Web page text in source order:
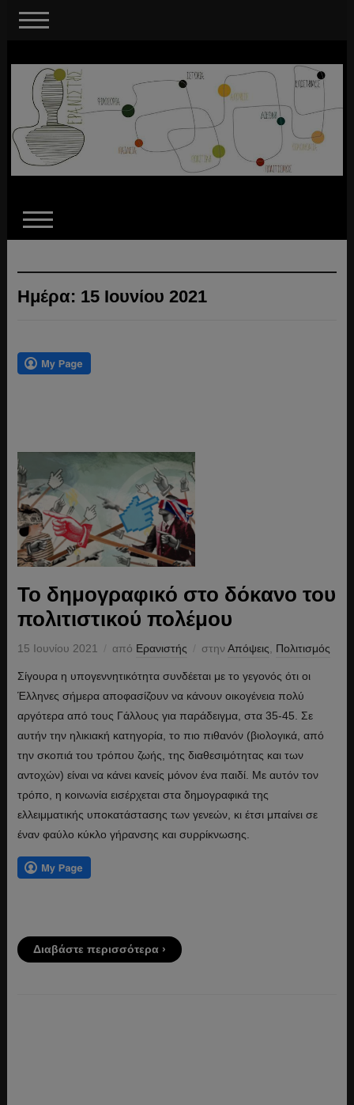
Ημέρα: 15 Ιουνίου 2021
Το δημογραφικό στο δόκανο του
πολιτιστικού πολέμου
15 Ιουνίου 2021 από Ερανιστής στηνΑπόψεις Πολιτισμός
Σίγουρα η υπογεννητικότητα συνδέεται με το γεγονός ότι οι
Έλληνες σήμερα αποφασίζουν να κάνουν οικογένεια πολύ
αργότερα από τους Γάλλους για παράδειγμα, στα 35-45. Σε
αυτήν την ηλικιακή κατηγορία, το πιο πιθανόν (βιολογικά, από
την σκοπιά του τρόπου ζωής, της διαθεσιμότητας και των
αντοχών) είναι να κάνει κανείς μόνον ένα παιδί. Με αυτόν τον
τρόπο, η κοινωνία εισέρχεται στα δημογραφικά της
ελλειμματικής υποκατάστασης των γενεών, κι έτσι μπαίνει σε
έναν φαύλο κύκλο γήρανσης και συρρίκνωσης.
Διαβάστε περισσότερα ›